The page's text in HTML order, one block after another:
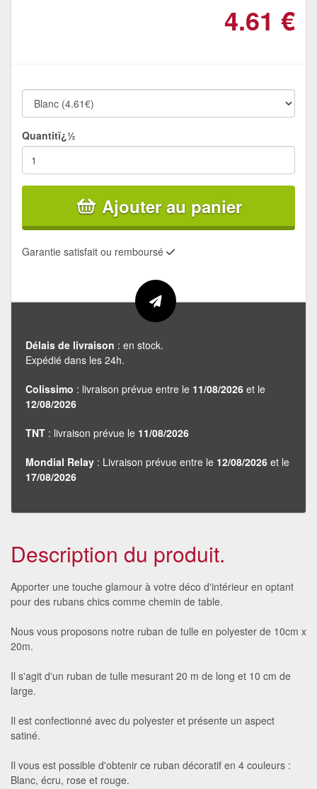
4.61 €
Quantitï¿½
Ajouter au panier
Garantie satisfait ou remboursé
Délais de livraison : en stock.
Expédié dans les 24h.
Colissimo : livraison prévue entre le 11/08/2026 et le
12/08/2026
TNT : livraison prévue le 11/08/2026
Mondial Relay : Livraison prévue entre le 12/08/2026 et le
17/08/2026
Description du produit.
Apporter une touche glamour à votre déco d'intérieur en optant
pour des rubans chics comme chemin de table.
Nous vous proposons notre ruban de tulle en polyester de 10cm x
20m.
Il s'agit d'un ruban de tulle mesurant 20 m de long et 10 cm de
large.
Il est confectionné avec du polyester et présente un aspect
satiné.
Il vous est possible d'obtenir ce ruban décoratif en 4 couleurs :
Blanc, écru, rose et rouge.